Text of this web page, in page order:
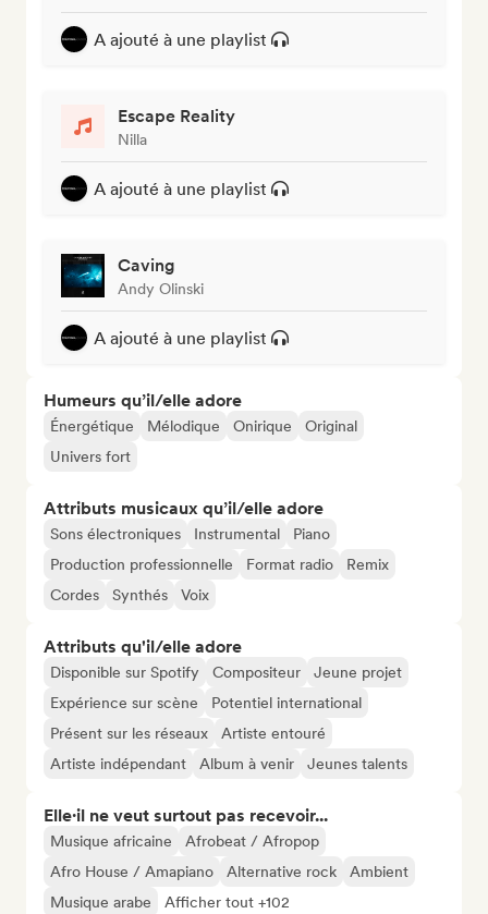
A ajouté à une playlist
Escape Reality
Nilla
A ajouté à une playlist
Caving
Andy Olinski
A ajouté à une playlist
Humeurs qu’il/elle adore
Énergétique Mélodique Onirique
Original
Univers fort
Attributs musicaux qu’il/elle adore
Sons électroniques Instrumental
Piano
Production professionnelle
Format radio
Remix
Cordes
Synthés Voix
Attributs qu'il/elle adore
Disponible sur Spotify Compositeur
Jeune projet
Expérience sur scène
Potentiel international
Présent sur les réseaux
Artiste entouré
Artiste indépendant
Album à venir Jeunes talents
Elle·il ne veut surtout pas recevoir...
Musique africaine
Afrobeat / Afropop
Afro House / Amapiano
Alternative rock
Ambient
Musique arabe
Afficher tout +102